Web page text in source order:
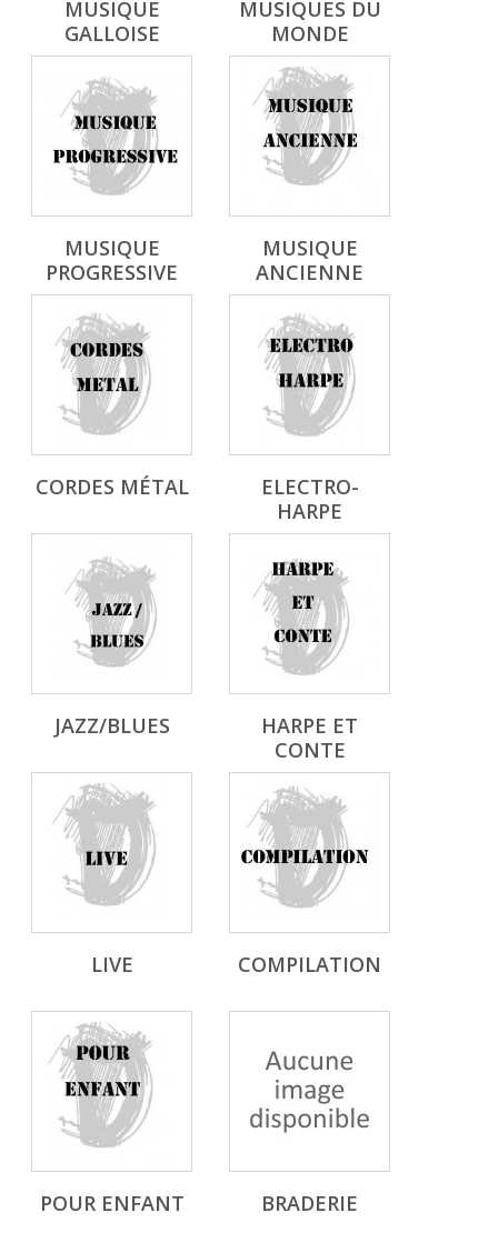
MUSIQUE
GALLOISE
MUSIQUES DU
MONDE
MUSIQUE
PROGRESSIVE
MUSIQUE
ANCIENNE
CORDES MÉTAL
ELECTRO-
HARPE
JAZZ/BLUES
HARPE ET
CONTE
LIVE COMPILATION
POUR ENFANT BRADERIE